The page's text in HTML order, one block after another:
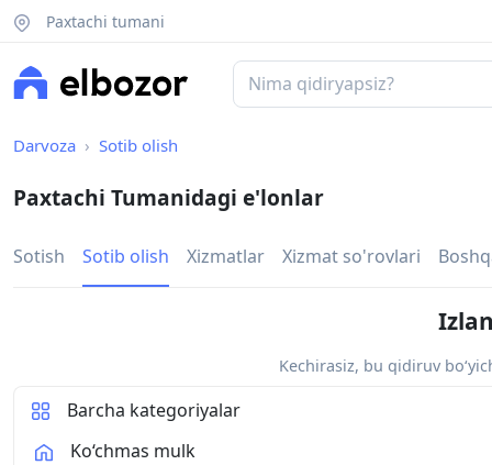
Paxtachi tumani
Darvoza Sotib olish
Paxtachi Tumanidagi e'lonlar
Sotish Sotib olish Xizmatlar Xizmat so'rovlari
Kechirasiz, bu qidiruv
Barcha kategoriyalar
Ko‘chmas mulk